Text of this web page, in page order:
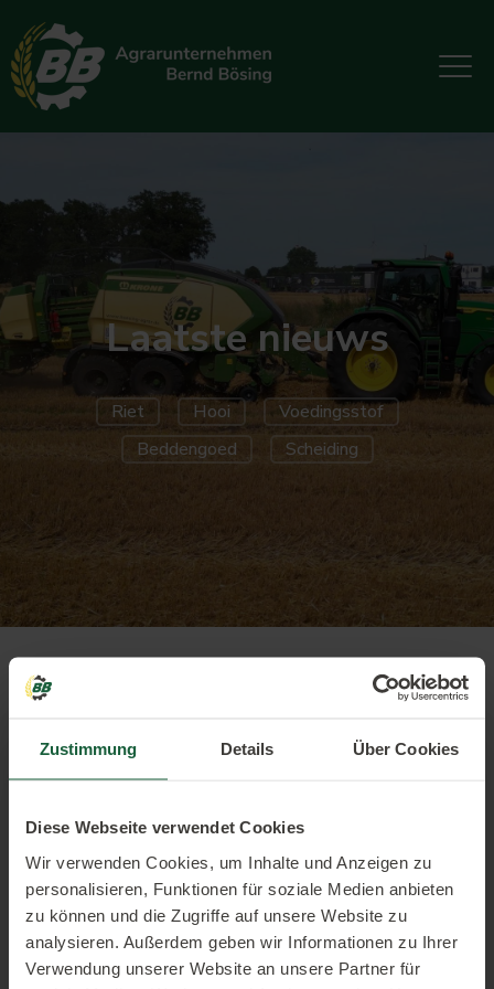
Zustimmung Details Über Cookies
Diese Webseite verwendet Cookies
Wir verwenden Cookies, um Inhalte und Anzeigen zu
personalisieren, Funktionen für soziale Medien anbieten
zu können und die Zugriffe auf unsere Website zu
analysieren. Außerdem geben wir Informationen zu Ihrer
Verwendung unserer Website an unsere Partner für
Laatste nieuws
Riet Hooi
Voedingsstof
Beddengoed
Scheiding